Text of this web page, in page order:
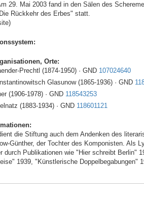
29. Mai 2003 fand in den Sälen des
Rückkehr des Erbes" statt.
Orte:
Prechtl (1874-1950) · GND 107024640
Glasunow (1865-1936) · GND
(1906-1978) · GND 118543253
(1883-1934) · GND 118601121
die Stiftung auch dem Andenken des
Günther, der Tochter des Komponisten. Als
durch Publikationen wie "Hier schreibt Berlin"
1939, "Künstlerische Doppelbegabungen"